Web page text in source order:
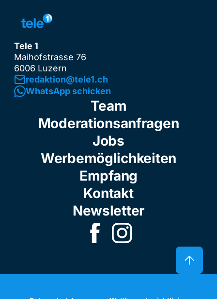
Tele 1
Maihofstrasse 76
6006 Luzern
redaktion@tele1.ch
WhatsApp schicken
Team
Moderationsanfragen
Jobs
Werbemöglichkeiten
Empfang
Kontakt
Newsletter